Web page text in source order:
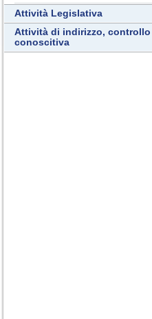
Attività Legislativa
Attività di indirizzo, controllo
conoscitiva